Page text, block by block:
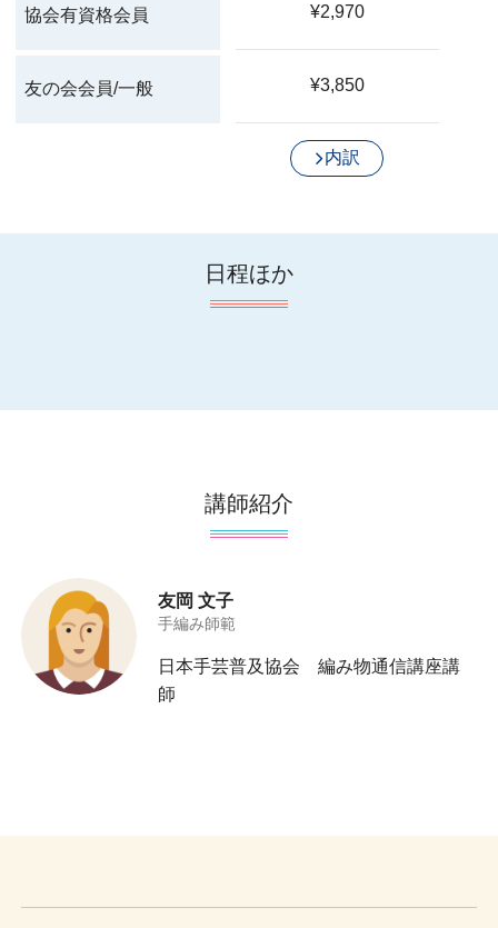
協会有資格会員 ¥2,970
友の会会員/一般 ¥3,850
内訳
日程ほか
講師紹介
友岡 文子
手編み師範
日本手芸普及協会 編み物通信講座講
師